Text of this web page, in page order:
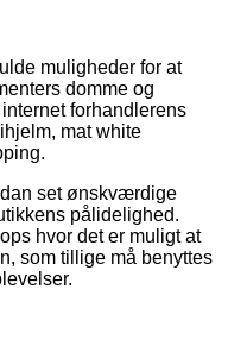
muligheder for at
domme og
forhandlerens
mat white
set ønskværdige
pålidelighed.
hvor det er muligt at
som tillige må benyttes